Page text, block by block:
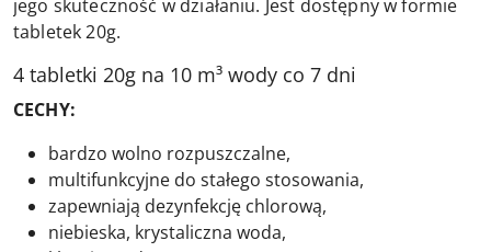
jego skuteczność w działaniu. Jest dostępny w formie
tabletek 20g.
4 tabletki 20g na 10 m³ wody co 7 dni
CECHY:
bardzo wolno rozpuszczalne,
multifunkcyjne do stałego stosowania,
zapewniają dezynfekcję chlorową,
niebieska, krystaliczna woda,